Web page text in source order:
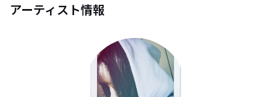
アーティスト情報